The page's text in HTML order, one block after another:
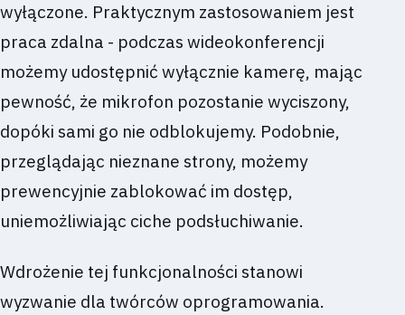
wyłączone. Praktycznym zastosowaniem jest
praca zdalna - podczas wideokonferencji
możemy udostępnić wyłącznie kamerę, mając
pewność, że mikrofon pozostanie wyciszony,
dopóki sami go nie odblokujemy. Podobnie,
przeglądając nieznane strony, możemy
prewencyjnie zablokować im dostęp,
uniemożliwiając ciche podsłuchiwanie.
Wdrożenie tej funkcjonalności stanowi
wyzwanie dla twórców oprogramowania.